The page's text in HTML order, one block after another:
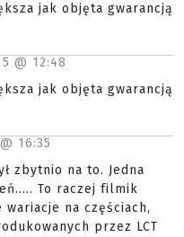
jak objęta gwarancją
@ 12:48
jak objęta gwarancją
16:35
zbytnio na to. Jedna
To raczej filmik
na częściach,
przez LCT